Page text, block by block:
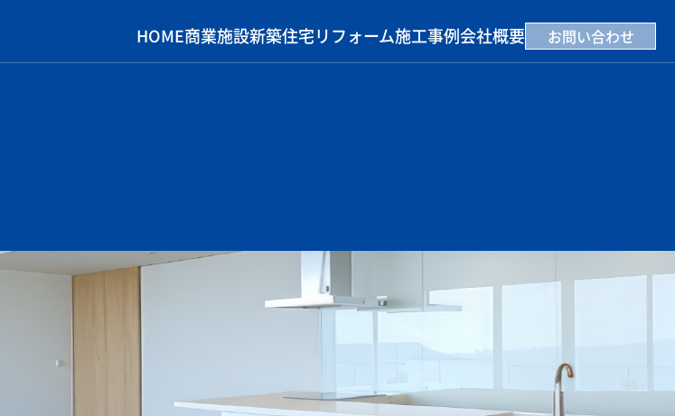
HOME商業施設新築住宅リフォーム施工事例会社概要 お問い合わせ